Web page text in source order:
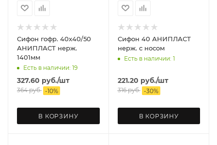
Сифон гофр. 40х40/50
АНИПЛАСТ нерж.
1401мм
Есть в наличии: 19
327.60 руб./шт
364руб. -10%
В КОРЗИНУ
Сифон 40 АНИПЛАСТ
нерж. с носом
Есть в наличии: 1
221.20 руб./шт
316руб. -30%
В КОРЗИНУ